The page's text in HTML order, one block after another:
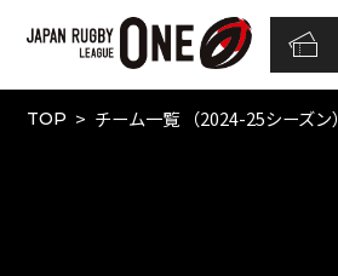
TOP チーム一覧 （2024-25シーズン）